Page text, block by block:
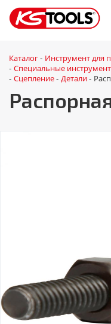
Каталог - Инструмент для
- Специальные
- Сцепление - Детали -